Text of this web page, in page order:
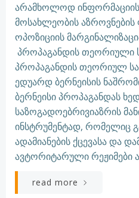
არამხოლოდ
მოსახლეობის
ოპოზიციის
პროპაგანდის თეორიული
პროპაგანდის თეორიულ
ედუარდ ბერნეისის
ბერნეისი პროპაგანდას
საზოგადოებრივიაზრის
ინსტრუმენტად, რომელიც
ადამიანების ქცევასა და
ავტორიტარული რეჟიმები
read more